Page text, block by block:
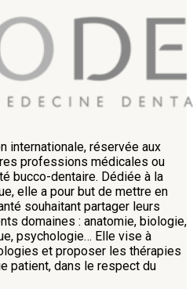
internationale, réservée aux
professions médicales ou
bucco-dentaire. Dédiée à la
elle a pour but de mettre en
souhaitant partager leurs
domaines : anatomie, biologie,
psychologie… Elle vise à
et proposer les thérapies
patient, dans le respect du